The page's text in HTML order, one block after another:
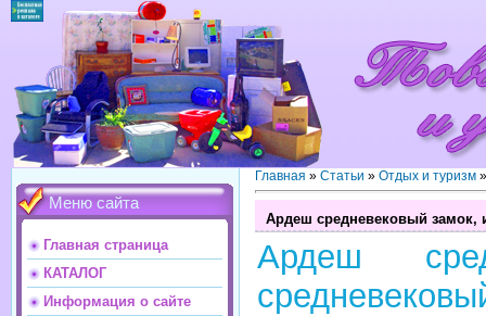
Меню сайта
Главная страница
КАТАЛОГ
Информация о сайте
Главная » Статьи » Отдых и туризм
Ардеш средневековый замок,
Ардеш